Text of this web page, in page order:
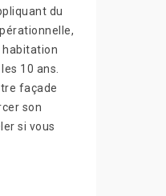
du
habitation
10 ans.
façade
son
si vous